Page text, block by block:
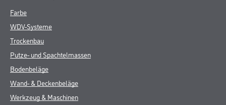
Farbe
WDV-Systeme
Trockenbau
Putze- und Spachtelmassen
Bodenbeläge
Wand- & Deckenbeläge
Werkzeug & Maschinen